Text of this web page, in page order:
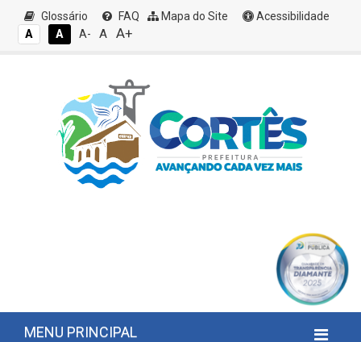
Glossário FAQ Mapa do Site
Acessibilidade
A
A A- A A+
MENU PRINCIPAL